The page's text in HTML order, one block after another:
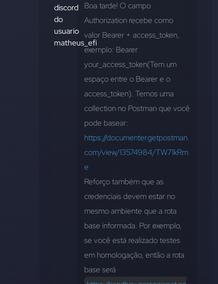
Boa tarde! O campo
Authorization recebe como
valor Bearer + access_token,
exemplo: Bearer
your_access_token(Tem um
espaço entre o Bearer e o
access_token). Temos uma
collection no Postman que você
https://documenter.getpostman.
com/view/13574984/TW71kRm
e
Reforço também que as
credenciais devem estar no
mesmo ambiente que a rota
base informada. Por exemplo,
se você está realizado testes
em homologação, então a rota